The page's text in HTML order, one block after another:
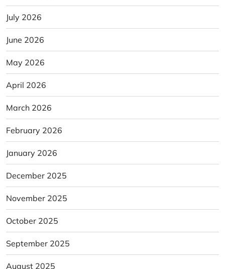
July 2026
June 2026
May 2026
April 2026
March 2026
February 2026
January 2026
December 2025
November 2025
October 2025
September 2025
August 2025